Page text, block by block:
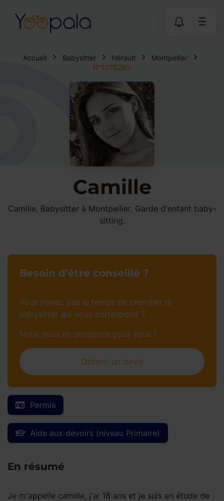
Accueil Babysitter Hérault
Montpellier
N°1275263
Camille
Camille, Babysitter à Montpellier, Garde d'enfant baby-
sitting.
Permis
Aide aux devoirs (niveau Primaire)
En résumé
Je m'appelle camille, j'ai 18 ans et je suis en étude de
Besoin d’être conseillé ?
Vous n’avez pas le temps de chercher la
babysitter qui vous correspond ?
Nous nous en occupons pour vous !
Obtenir un devis